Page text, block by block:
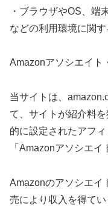
・ブラウザやOS、端
などの利用環境に関す
Amazonアソシエイト
当サイトは、
て、サイトが紹介料
的に設定されたアフ
「Amazonアソシエイ
Amazonのアソシエイ
売により収入を得てい